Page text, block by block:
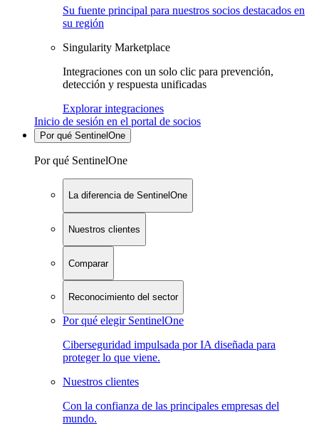
Su fuente principal para nuestros socios destacados en
su región
Singularity Marketplace
Integraciones con un solo clic para prevención,
detección y respuesta unificadas
Explorar integraciones
Inicio de sesión en el portal de socios
Por qué SentinelOne
Por qué SentinelOne
La diferencia de SentinelOne
Nuestros clientes
Comparar
Reconocimiento del sector
Por qué elegir SentinelOne
Ciberseguridad impulsada por IA diseñada para
proteger lo que viene.
Nuestros clientes
Con la confianza de las principales empresas del
mundo.